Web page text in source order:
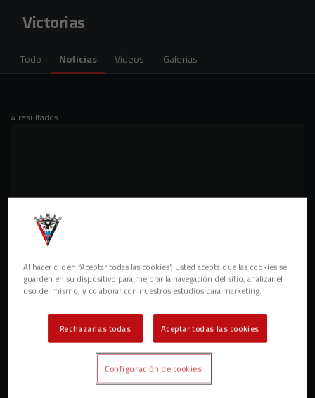
Victorias
Todo Noticias Vídeos Galerías
4 resultados
¡Llegó la segunda victoria consecutiva!
Al hacer clic en “Aceptar todas las cookies”, usted acepta que las cookies se
guarden en su dispositivo para mejorar la navegación del sitio, analizar el
uso del mismo, y colaborar con nuestros estudios para marketing.
Rechazarlas todas Aceptar todas las cookies
Configuración de cookies